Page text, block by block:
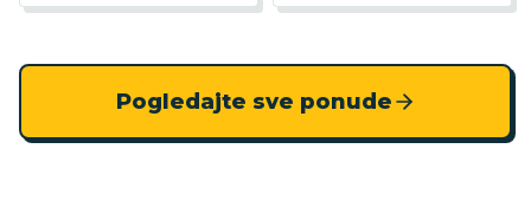
Pogledajte sve ponude